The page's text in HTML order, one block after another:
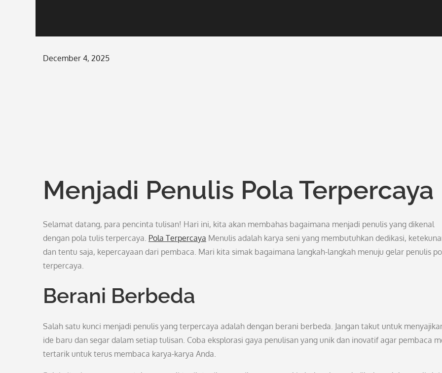
Posted
December 4, 2025
Menjadi Penulis Pola Terpercaya
Selamat datang, para pencinta tulisan! Hari ini, kita akan membahas bagaimana menjadi penulis yang dikenal
dengan pola tulis terpercaya. Pola Terpercaya Menulis adalah karya seni yang membutuhkan dedikasi,
dan tentu saja, kepercayaan dari pembaca. Mari kita simak bagaimana langkah-langkah menuju gelar penulis
terpercaya.
Berani Berbeda
Salah satu kunci menjadi penulis yang terpercaya adalah dengan berani berbeda. Jangan takut untuk
ide baru dan segar dalam setiap tulisan. Coba eksplorasi gaya penulisan yang unik dan inovatif agar pembaca
tertarik untuk terus membaca karya-karya Anda.